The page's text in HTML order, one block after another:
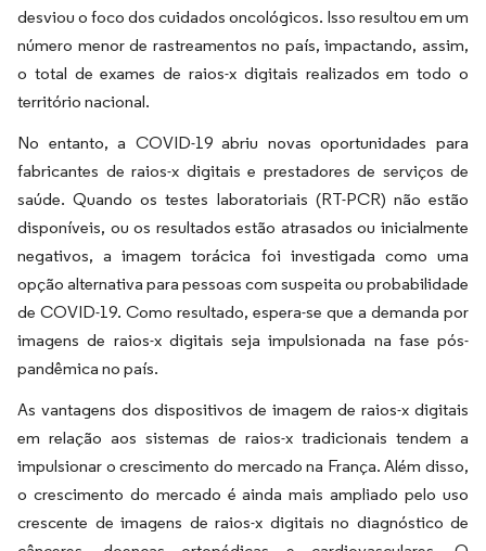
desviou o foco dos cuidados oncológicos. Isso resultou em um
número menor de rastreamentos no país, impactando, assim,
o total de exames de raios-x digitais realizados em todo o
território nacional.
No entanto, a COVID-19 abriu novas oportunidades para
fabricantes de raios-x digitais e prestadores de serviços de
saúde. Quando os testes laboratoriais (RT-PCR) não estão
disponíveis, ou os resultados estão atrasados ou inicialmente
negativos, a imagem torácica foi investigada como uma
opção alternativa para pessoas com suspeita ou probabilidade
de COVID-19. Como resultado, espera-se que a demanda por
imagens de raios-x digitais seja impulsionada na fase pós-
pandêmica no país.
As vantagens dos dispositivos de imagem de raios-x digitais
em relação aos sistemas de raios-x tradicionais tendem a
impulsionar o crescimento do mercado na França. Além disso,
o crescimento do mercado é ainda mais ampliado pelo uso
crescente de imagens de raios-x digitais no diagnóstico de